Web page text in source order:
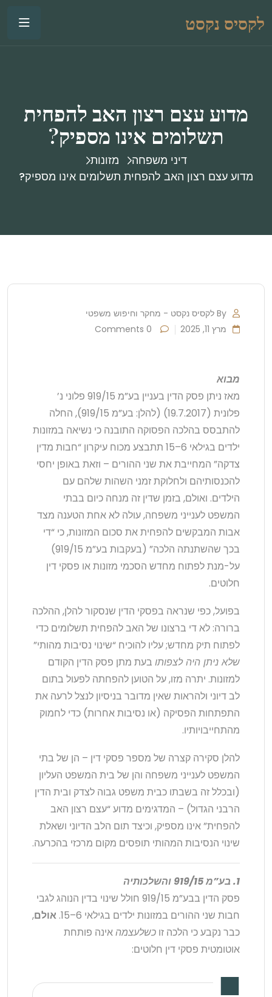
לקסיס נקסט
מדוע עצם רצון האב להפחית
תשלומים אינו מספיק?
דיני משפחה
מזונות
מדוע עצם רצון האב להפחית תשלומים אינו מספיק?
By לקסיס נקסט - מחקר וחיפוש משפטי
מרץ 11, 2025
מבוא
מאז ניתן פסק הדין בעניין בע”מ 919/15 פלוני נ’
פלונית (19.7.2017) (להלן: בע”מ 919/15), החלה
להתבסס בהלכה הפסוקה התובנה כי נשיאה במזונות
ילדים בגילאי 6–15 תתבצע מכוח עיקרון “חבות מדין
צדקה” המחייבת את שני ההורים – וזאת באופן יחסי
להכנסותיהם ולחלוקת זמני השהות שלהם עם
הילדים. ואולם, בזמן שדין זה מנחה כיום בבתי
המשפט לענייני משפחה, עולה לא אחת הטענה מצד
אבות המבקשים להפחית את סכום המזונות, כי “די
בכך שהשתנתה הלכה” (בעקבות בע”מ 919/15)
על-מנת לפתוח מחדש הסכמי מזונות או פסקי דין
חלוטים.
בפועל, כפי שנראה בפסקי הדין שנסקור להלן, ההלכה
ברורה: לא די ברצונו של האב להפחית תשלומים כדי
לפתוח תיק מחדש; עליו להוכיח “שינוי נסיבות מהותי”
שלא ניתן היה לצפותו בעת מתן פסק הדין הקודם
למזונות. יתרה מזו, על הטוען להפחתה לפעול בתום
לב דיוני ולהראות שאין מדובר בניסיון לנצל לרעה את
התפתחות הפסיקה (או נסיבות אחרות) כדי לחמוק
מהתחייבויותיו.
להלן סקירה קצרה של מספר פסקי דין – הן של בתי
המשפט לענייני משפחה והן של בית המשפט העליון
(ובכלל זה בשבתו כבית משפט גבוה לצדק ובית הדין
הרבני הגדול) – המדגימים מדוע “עצם רצון האב
להפחית” אינו מספיק, וכיצד תום הלב הדיוני ושאלת
שינוי הנסיבות המהותי תופסים מקום מרכזי בהכרעה.
1. בע”מ 919/15 והשלכותיה
פסק הדין בבע”מ 919/15 חולל שינוי בדין הנוהג לגבי
חבות שני ההורים במזונות ילדים בגילאי 6–15.
אולם,
כבר נקבע כי הלכה זו כשלעצמהאינה פותחת
אוטומטית פסקי דין חלוטים: